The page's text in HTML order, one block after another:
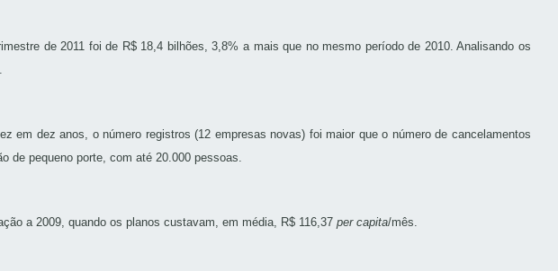
de 2011 foi de R$ 18,4 bilhões, 3,8% a mais que no mesmo período de 2010. Analisando os
em dez anos, o número registros (12 empresas novas) foi maior que o número de cancelamentos
de pequeno porte, com até 20.000 pessoas.
a 2009, quando os planos custavam, em média, R$ 116,37 per capita/mês.